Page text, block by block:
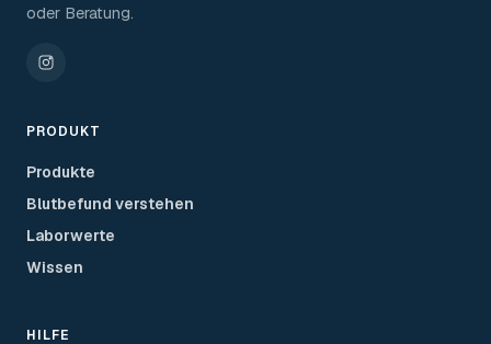
oder Beratung.
PRODUKT
Produkte
Blutbefund verstehen
Laborwerte
Wissen
HILFE